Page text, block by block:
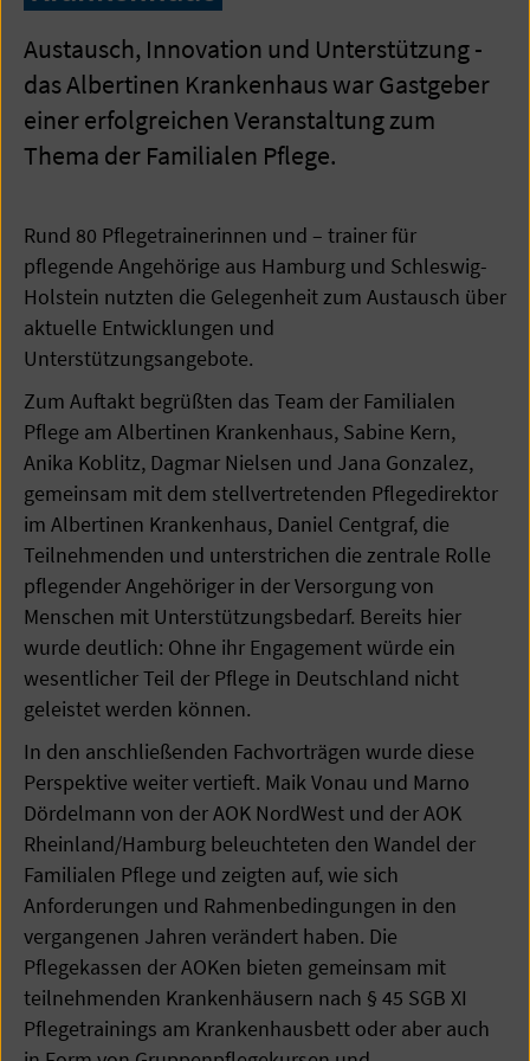
Austausch, Innovation und Unterstützung -
das Albertinen Krankenhaus war Gastgeber
einer erfolgreichen Veranstaltung zum
Thema der Familialen Pflege.
Rund 80 Pflegetrainerinnen und – trainer für
pflegende Angehörige aus Hamburg und Schleswig-
Holstein nutzten die Gelegenheit zum Austausch über
aktuelle Entwicklungen und
Unterstützungsangebote.
Zum Auftakt begrüßten das Team der Familialen
Pflege am Albertinen Krankenhaus, Sabine Kern,
Anika Koblitz, Dagmar Nielsen und Jana Gonzalez,
gemeinsam mit dem stellvertretenden Pflegedirektor
im Albertinen Krankenhaus, Daniel Centgraf, die
Teilnehmenden und unterstrichen die zentrale Rolle
pflegender Angehöriger in der Versorgung von
Menschen mit Unterstützungsbedarf. Bereits hier
wurde deutlich: Ohne ihr Engagement würde ein
wesentlicher Teil der Pflege in Deutschland nicht
geleistet werden können.
In den anschließenden Fachvorträgen wurde diese
Perspektive weiter vertieft. Maik Vonau und Marno
Dördelmann von der AOK NordWest und der AOK
Rheinland/Hamburg beleuchteten den Wandel der
Familialen Pflege und zeigten auf, wie sich
Anforderungen und Rahmenbedingungen in den
vergangenen Jahren verändert haben. Die
Pflegekassen der AOKen bieten gemeinsam mit
teilnehmenden Krankenhäusern nach § 45 SGB XI
Pflegetrainings am Krankenhausbett oder aber auch